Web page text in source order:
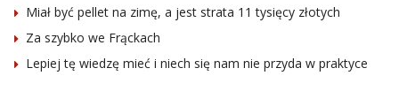
Miał być pellet na zimę, a jest strata 11 tysięcy złotych
Za szybko we Frąckach
Lepiej tę wiedzę mieć i niech się nam nie przyda w praktyce